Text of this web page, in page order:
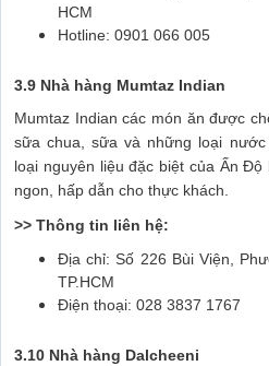
HCM
Hotline: 0901 066 005
3.9 Nhà hàng Mumtaz Indian
Mumtaz Indian các món ăn được
sữa chua, sữa và những loại
loại nguyên liệu đặc biệt của Ấn
ngon, hấp dẫn cho thực khách.
>> Thông tin liên hệ:
Địa chỉ: Số 226 Bùi Viện,
TP.HCM
Điện thoại: 028 3837 1767
3.10 Nhà hàng Dalcheeni